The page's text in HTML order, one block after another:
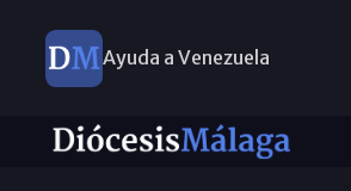
Ayuda a Venezuela